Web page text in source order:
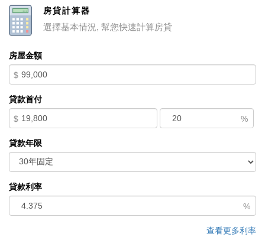
easy to operate, has a lot of potential, since it has a permitted
full commercial kitchen, so the new owner has the option to
me now.
中文描述
房貸計算器
選擇基本情況, 幫您快速計算房貸
房屋金額
$
貸款首付
$ %
貸款年限
貸款利率
%
查看更多利率